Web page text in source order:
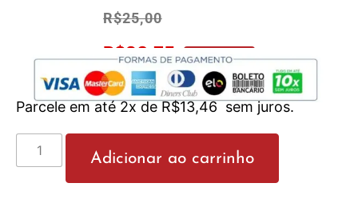
R$25,00
R$23,75 No Pix 5% OFF
Parcele em até 2x deR$13,46 sem juros.
Adicionar ao carrinho